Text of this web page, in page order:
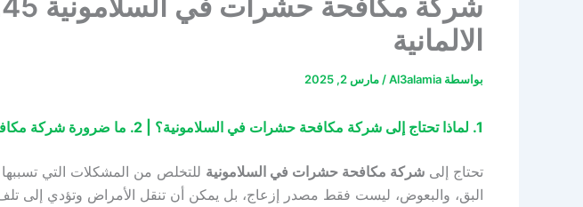
الالمانية
بواسطة Al3alamia
/ مارس 2, 2025
1. لماذا تحتاج إلى شركة مكافحة حشرات في السلامونية؟ | 2. ما ضرورة شركة مكافحة الحشرات في السلامونية؟ 3. هل تسأل عن اهمية شركة مكافحة حشرات السلامونية؟
تحتاج إلى شركة مكافحة حشرات في السلامونية للتخلص من المشكلات التي
البق، والبعوض، ليست فقط مصدر إزعاج، بل يمكن أن تنقل الأمراض وتؤدي إلى